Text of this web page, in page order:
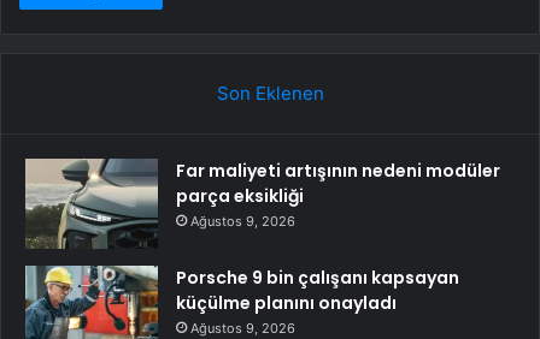
Son Eklenen
Far maliyeti artışının nedeni modüler
parça eksikliği
Ağustos 9, 2026
Porsche 9 bin çalışanı kapsayan
küçülme planını onayladı
Ağustos 9, 2026